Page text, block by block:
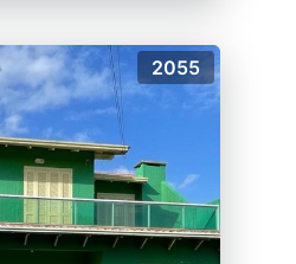
2055